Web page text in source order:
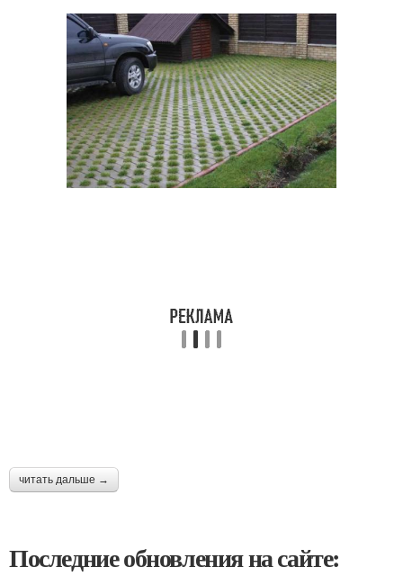
читать дальше →
Последние обновления на сайте: